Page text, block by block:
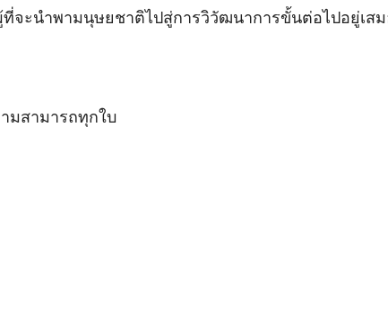
จะนำพามนุษยชาติไปสู่การวิวัฒนาการขั้นต่อไปอยู่เส
มสามารถ​ทุก​ใบ​